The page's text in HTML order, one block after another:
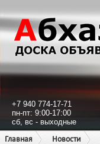
+7 940 774-17-71
пн-пт: 9:00-17:00
сб, вс - выходные
Главная
Новости